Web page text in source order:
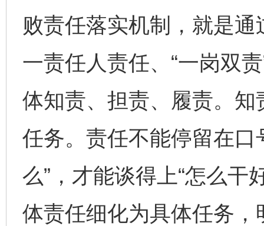
败责任落实机制，就是
一责任人责任、“一岗双
体知责、担责、履责。
任务。责任不能停留在口
么”，才能谈得上“怎么干
体责任细化为具体任务